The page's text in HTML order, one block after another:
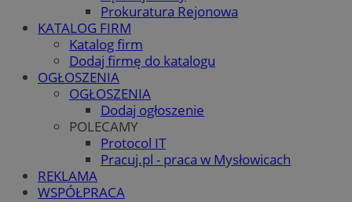
Prokuratura Rejonowa
KATALOG FIRM
Katalog firm
Dodaj firmę do katalogu
OGŁOSZENIA
OGŁOSZENIA
Dodaj ogłoszenie
POLECAMY
Protocol IT
Pracuj.pl - praca w Mysłowicach
REKLAMA
WSPÓŁPRACA